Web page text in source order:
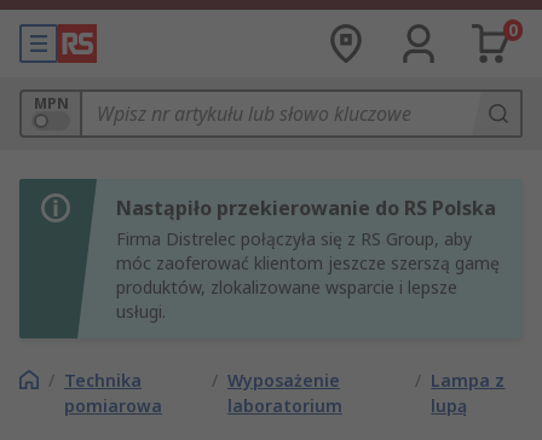
0
MPN
Nastąpiło przekierowanie do RS Polska
Firma Distrelec połączyła się z RS Group, aby
móc zaoferować klientom jeszcze szerszą gamę
produktów, zlokalizowane wsparcie i lepsze
usługi.
/ Technika
pomiarowa
/ Wyposażenie
laboratorium
/ Lampa z
lupą